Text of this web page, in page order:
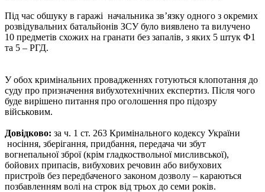
Під час обшуку в гаражі начальника зв’язку одного з окремих
розвідувальних батальйонів ЗСУ було виявлено та вилучено
10 предметів схожих на гранати без запалів, з яких 5 штук Ф1
та 5 – РГД.
У обох кримінальних провадженнях готуються клопотання до
суду про призначення вибухотехнічних експертиз. Після чого
буде вирішено питання про оголошення про підозру
військовим.
Довідково: за ч. 1 ст. 263 Кримінального кодексу України
носіння, зберігання, придбання, передача чи збут
вогнепальної зброї (крім гладкоствольної мисливської),
бойових припасів, вибухових речовин або вибухових
пристроїв без передбаченого законом дозволу – караються
позбавленням волі на строк від трьох до семи років.